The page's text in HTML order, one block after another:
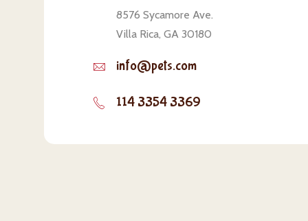
8576 Sycamore Ave.
Villa Rica, GA 30180
info@pets.com
114 3354 3369